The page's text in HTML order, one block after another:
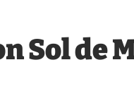
Sol de